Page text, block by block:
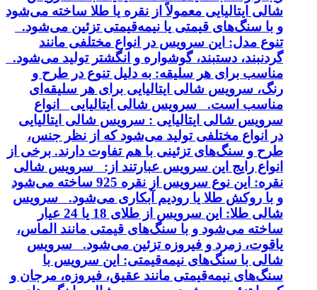
شالی ایتالیایی معمولاً از نقره یا طلا ساخته می‌شود
و با سنگ‌های قیمتی یا نیمه‌قیمتی تزئین می‌شود.
تنوع مدل: این سرویس در انواع مختلفی مانند
گردنبند، دستبند، گوشواره و انگشتر تولید می‌شود.
مناسب برای هر سلیقه: به دلیل تنوع در طرح و
رنگ، سرویس شالی ایتالیایی برای هر سلیقه‌ای
مناسب است. سرویس شالی ایتالیایی انواع
سرویس شالی ایتالیایی : سرویس شالی ایتالیایی
در انواع مختلفی تولید می‌شود که از نظر جنس،
طرح و سنگ‌های تزئینی با هم تفاوت دارند. برخی از
انواع رایج این سرویس عبارتند از: سرویس شالی
نقره: این نوع سرویس از نقره 925 ساخته می‌شود
و با روکش طلا یا رودیم آبکاری می‌شود. سرویس
شالی طلا: این سرویس از طلای 18 یا 24 عیار
ساخته می‌شود و با سنگ‌های قیمتی مانند الماس،
یاقوت، زمرد و فیروزه تزئین می‌شود. سرویس
شالی با سنگ‌های نیمه‌قیمتی: این سرویس با
سنگ‌های نیمه‌قیمتی مانند عقیق، فیروزه، مرجان و